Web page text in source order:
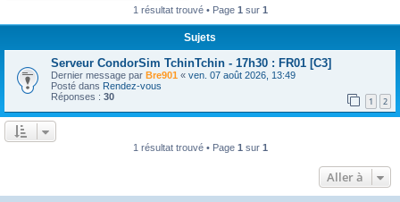
1 résultat trouvé • Page 1 sur 1
Sujets
Serveur CondorSim TchinTchin - 17h30 : FR01 [C3]
Dernier message par Bre901 « ven. 07 août 2026, 13:49
Posté dans Rendez-vous
Réponses : 30 1 2
1 résultat trouvé • Page 1 sur 1
Aller à